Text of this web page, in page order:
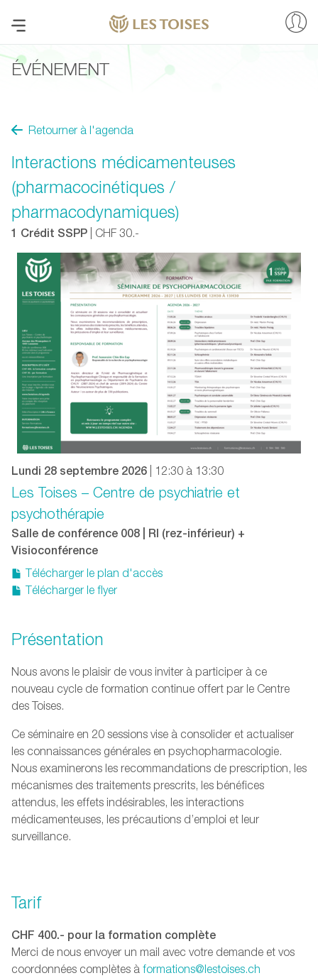
ÉVÉNEMENT
Retourner à l'agenda
Interactions médicamenteuses
(pharmacocinétiques /
pharmacodynamiques)
1 Crédit SSPP | CHF 30.-
Lundi 28 septembre 2026 | 12:30 à 13:30
Les Toises – Centre de psychiatrie et
psychothérapie
Salle de conférence 008 | RI (rez-inférieur) +
Visioconférence
Télécharger le plan d'accès
Télécharger le flyer
Présentation
Nous avons le plaisir de vous inviter à participer à ce
nouveau cycle de formation continue offert par le Centre
des Toises.
Ce séminaire en 20 sessions vise à consolider et actualiser
les connaissances générales en psychopharmacologie.
Nous examinerons les recommandations de prescription, les
mécanismes des traitements prescrits, les bénéfices
attendus, les effets indésirables, les interactions
médicamenteuses, les précautions d’emploi et leur
surveillance.
Tarif
CHF 400.- pour la formation complète
Merci de nous envoyer un mail avec votre demande et vos
coordonnées complètes à formations@lestoises.ch